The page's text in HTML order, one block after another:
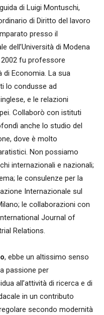
di Luigi Montuschi,
di Diritto del lavoro
presso il
dell’Università di Modena
2002 fu professore
Economia. La sua
lo condusse ad
e le relazioni
Collaborò con istituti
anche lo studio del
dove è molto
Non possiamo
internazionali e nazionali;
le consulenze per la
Internazionale sul
le collaborazioni con
Journal of
Relations.
, ebbe un altissimo senso
passione per
all’attività di ricerca e di
in un contributo
secondo modernità